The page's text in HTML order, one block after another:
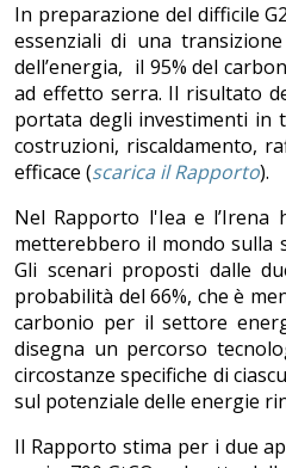
In preparazione del difficile
essenziali di una
dell’energia, il 95% del
ad effetto serra. Il risultato
portata degli investimenti in
costruzioni, riscaldamento,
efficace (scarica il Rapporto).
Nel Rapporto l'Iea e l’Irena
metterebbero il mondo sulla
Gli scenari proposti dalle
probabilità del 66%, che è
carbonio per il settore
disegna un percorso
circostanze specifiche di
sul potenziale delle energie
Il Rapporto stima per i due